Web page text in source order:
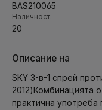
BAS210065
Наличност:
20
Описание на
SKY 3-в-1 спрей
2012)Комбинацията
практична употреба